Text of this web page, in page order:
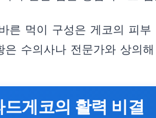
른 먹이 구성은 게코의 피
수의사나 전문가와 상의
게코의 활력 비결